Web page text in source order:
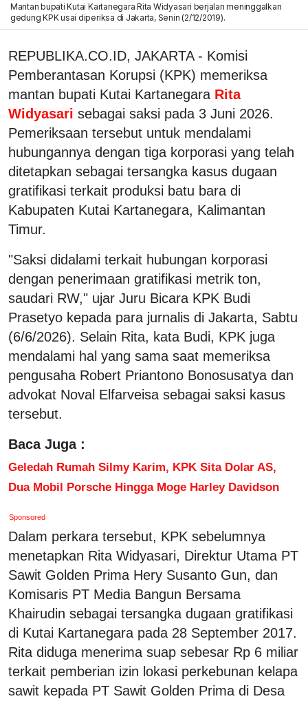
Mantan bupati Kutai Kartanegara Rita Widyasari berjalan meninggalkan
gedung KPK usai diperiksa di Jakarta, Senin (2/12/2019).
REPUBLIKA.CO.ID, JAKARTA - Komisi
Pemberantasan Korupsi (KPK) memeriksa
mantan bupati Kutai Kartanegara Rita
Widyasari sebagai saksi pada 3 Juni 2026.
Pemeriksaan tersebut untuk mendalami
hubungannya dengan tiga korporasi yang telah
ditetapkan sebagai tersangka kasus dugaan
gratifikasi terkait produksi batu bara di
Kabupaten Kutai Kartanegara, Kalimantan
Timur.
"Saksi didalami terkait hubungan korporasi
dengan penerimaan gratifikasi metrik ton,
saudari RW," ujar Juru Bicara KPK Budi
Prasetyo kepada para jurnalis di Jakarta, Sabtu
(6/6/2026). Selain Rita, kata Budi, KPK juga
mendalami hal yang sama saat memeriksa
pengusaha Robert Priantono Bonosusatya dan
advokat Noval Elfarveisa sebagai saksi kasus
tersebut.
Baca Juga :
Geledah Rumah Silmy Karim, KPK Sita Dolar AS,
Dua Mobil Porsche Hingga Moge Harley Davidson
Sponsored
Dalam perkara tersebut, KPK sebelumnya
menetapkan Rita Widyasari, Direktur Utama PT
Sawit Golden Prima Hery Susanto Gun, dan
Komisaris PT Media Bangun Bersama
Khairudin sebagai tersangka dugaan gratifikasi
di Kutai Kartanegara pada 28 September 2017.
Rita diduga menerima suap sebesar Rp 6 miliar
terkait pemberian izin lokasi perkebunan kelapa
sawit kepada PT Sawit Golden Prima di Desa